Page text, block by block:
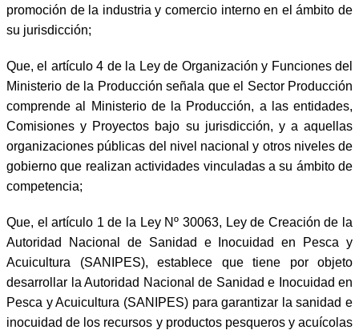
promoción de la industria y comercio interno en el ámbito de
su jurisdicción;
Que, el artículo 4 de la Ley de Organización y Funciones del
Ministerio de la Producción señala que el Sector Producción
comprende al Ministerio de la Producción, a las entidades,
Comisiones y Proyectos bajo su jurisdicción, y a aquellas
organizaciones públicas del nivel nacional y otros niveles de
gobierno que realizan actividades vinculadas a su ámbito de
competencia;
Que, el artículo 1 de la Ley Nº 30063, Ley de Creación de la
Autoridad Nacional de Sanidad e Inocuidad en Pesca y
Acuicultura (SANIPES), establece que tiene por objeto
desarrollar la Autoridad Nacional de Sanidad e Inocuidad en
Pesca y Acuicultura (SANIPES) para garantizar la sanidad e
inocuidad de los recursos y productos pesqueros y acuícolas